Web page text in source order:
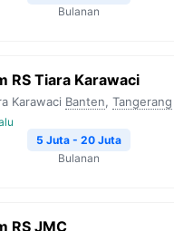
Bulanan
RS Tiara Karawaci
Karawaci Banten, Tangerang
5 Juta - 20 Juta
Bulanan
RS JMC